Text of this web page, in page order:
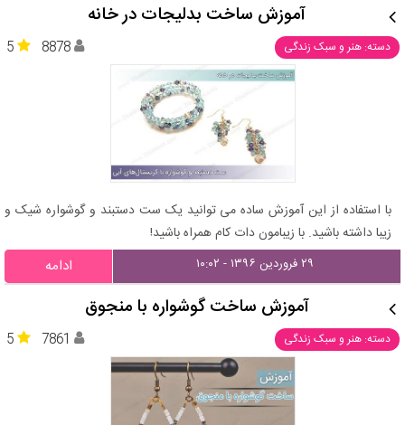
آموزش ساخت بدلیجات در خانه
دسته: هنر و سبک زندگی 5 8878
با استفاده از این آموزش ساده می توانید یک ست دستبند و گوشواره شیک و
زیبا داشته باشید. با زیبامون دات کام همراه باشید!
۲۹ فروردین ۱۳۹۶ - ۱۰:۰۲ ادامه
آموزش ساخت گوشواره با منجوق
دسته: هنر و سبک زندگی 5 7861